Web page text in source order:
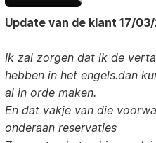
Update van de klant 17/
Ik zal zorgen dat ik de
hebben in het engels.dan
al in orde maken.
En dat vakje van die
onderaan reservaties